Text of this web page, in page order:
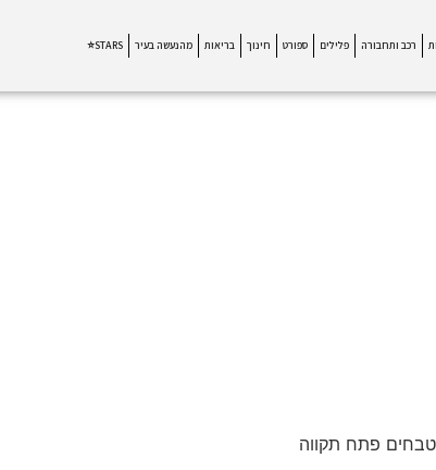
רכב ותחבורה פלילים ספורט חינוך בריאות מהנעשה בעיר STARS⭐